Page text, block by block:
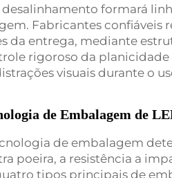
desalinhamento formará
Fabricantes confiáveis
da entrega, mediante
rigoroso da planicidade
visuais durante o
de Embalagem de
de embalagem
poeira, a resistência a
tipos principais de